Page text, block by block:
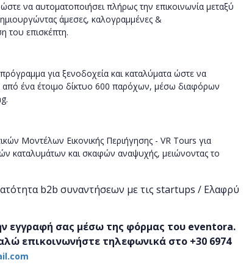
να αυτοματοποιήσει πλήρως την επικοινωνία μεταξύ
άμεσες, καλογραμμένες &
του επισκέπτη.
για ξενοδοχεία και καταλύματα ώστε να
από ένα έτοιμο δίκτυο 600 παρόχων, μέσω διαφόρων
.
Μοντέλων Εικονικής Περιήγησης - VR Tours για
καταλυμάτων και σκαφών αναψυχής, μειώνοντας το
b2b συναντήσεων με τις startups / Ελαφρύ
εγγραφή σας μέσω της φόρμας του eventora.
επικοινωνήστε τηλεφωνικά στο +30 6974